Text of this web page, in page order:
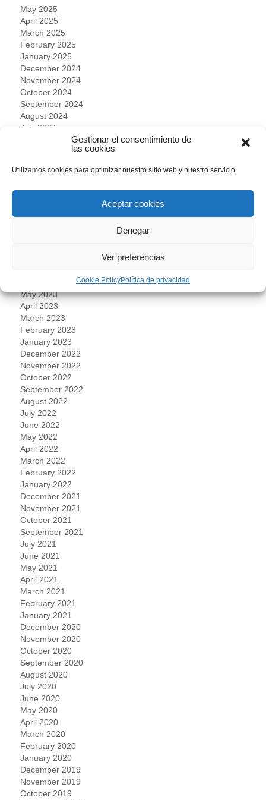
Gestionar el consentimiento de
las cookies
Utilizamos cookies para optimizar nuestro sitio web y nuestro servicio.
Aceptar cookies
Denegar
Ver preferencias
Cookie PolicyPolítica de privacidad
May 2025
April 2025
March 2025
February 2025
January 2025
December 2024
November 2024
October 2024
September 2024
August 2024
July 2024
March 2024
May 2023
April 2023
March 2023
February 2023
January 2023
December 2022
November 2022
October 2022
September 2022
August 2022
July 2022
June 2022
May 2022
April 2022
March 2022
February 2022
January 2022
December 2021
November 2021
October 2021
September 2021
July 2021
June 2021
May 2021
April 2021
March 2021
February 2021
January 2021
December 2020
November 2020
October 2020
September 2020
August 2020
July 2020
June 2020
May 2020
April 2020
March 2020
February 2020
January 2020
December 2019
November 2019
October 2019